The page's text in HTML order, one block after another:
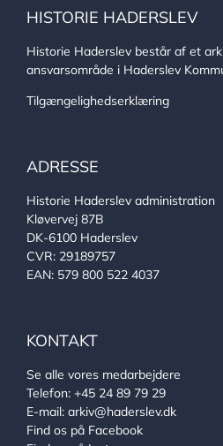
HISTORIE HADERSLEV
Historie Haderslev består af et
ansvarsområde i Haderslev
Tilgængelighedserklæring
ADRESSE
Historie Haderslev administration
Kløvervej 87B
DK-6100 Haderslev
CVR: 29189757
EAN: 579 800 522 4037
KONTAKT
Se alle vores medarbejdere
Telefon: +45 24 89 79 29
E-mail: arkiv@haderslev.dk
Find os på Facebook